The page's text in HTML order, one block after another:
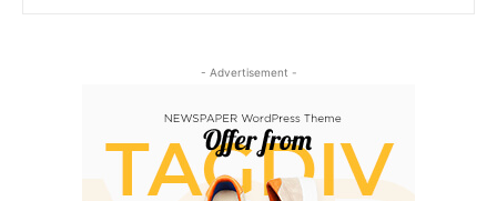
- Advertisement -